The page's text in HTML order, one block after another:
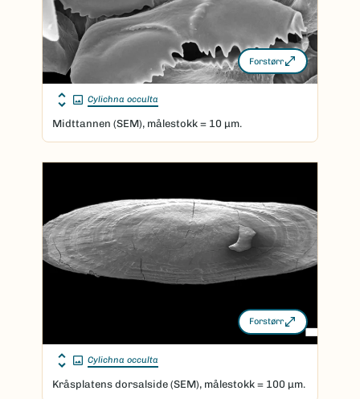
Forstørr
Cylichna occulta
Midttannen (SEM), målestokk = 10 μm.
Forstørr
Cylichna occulta
Kråsplatens dorsalside (SEM), målestokk = 100 μm.